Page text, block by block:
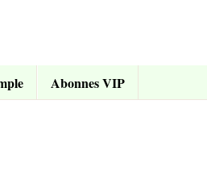
Abonnes VIP